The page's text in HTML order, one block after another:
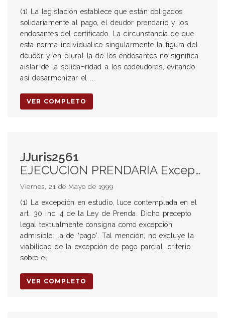
(1) La legislación establece que están obligados
solidariamente al pago, el deudor prendario y los
endosantes del certificado. La circunstancia de que
esta norma individualice singularmente la figura del
deudor y en plural la de los endosantes no significa
aislar de la solida¬ridad a los codeudores, evitando
así desarmonizar el ...
VER COMPLETO
JJuris2561
EJECUCION PRENDARIA Excepción de pago (1) Excepción de pago parcial - Procedencia (2) Excepción de pago parcial - Efectos EXCEPCION DE PAGO Ejecución prendaria Excepción de pago parcial (1) Procedencia (2) Efectos
Viernes, 21 de Mayo de 1999
(1) La excepción en estudio, luce contemplada en el
art. 30 inc. 4 de la Ley de Prenda. Dicho precepto
legal textualmente consigna como excepción
admisible: la de “pago”. Tal mención, no excluye la
viabilidad de la excepción de pago parcial, criterio
sobre el
VER COMPLETO